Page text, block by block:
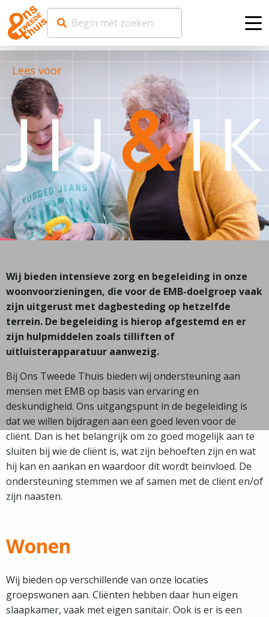
Lees voor
Wij bieden intensieve zorg en begeleiding in onze
woonvoorzieningen, die voor de EMB-doelgroep vaak
zijn uitgerust met dagbesteding op hetzelfde
terrein. De begeleiding is hierop afgestemd en er
zijn hulpmiddelen zoals tilliften of
uitluisterapparatuur aanwezig.
Bij Ons Tweede Thuis bieden wij ondersteuning aan
mensen met EMB op basis van ervaring en
deskundigheid. Ons uitgangspunt in de begeleiding is
dat we willen bijdragen aan een goed leven voor de
cliënt. Dan is het belangrijk om zo goed mogelijk aan te
sluiten bij wie de cliënt is, wat zijn behoeften zijn en wat
hij kan en aankan en waardoor dit wordt beïnvloed. De
ondersteuning stemmen we af samen met de cliënt en/of
zijn naasten.
Wonen
Wij bieden op verschillende van onze locaties
groepswonen aan. Cliënten hebben daar hun eigen
slaapkamer, vaak met eigen sanitair. Ook is er is een